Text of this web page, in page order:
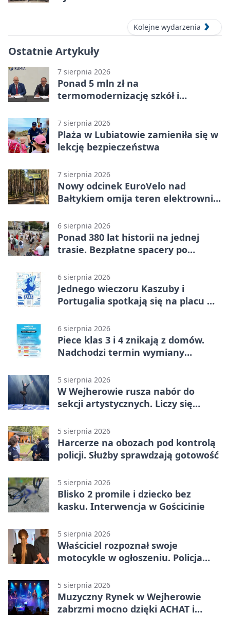
Kolejne wydarzenia
Ostatnie Artykuły
7 sierpnia 2026
Ponad 5 mln zł na
termomodernizację szkół i
7 sierpnia 2026
Plaża w Lubiatowie zamieniła się w
lekcję bezpieczeństwa
7 sierpnia 2026
Nowy odcinek EuroVelo nad
Bałtykiem omija teren elektrowni
6 sierpnia 2026
Ponad 380 lat historii na jednej
trasie. Bezpłatne spacery po
6 sierpnia 2026
Jednego wieczoru Kaszuby i
Portugalia spotkają się na placu w
6 sierpnia 2026
Piece klas 3 i 4 znikają z domów.
Nadchodzi termin wymiany
5 sierpnia 2026
W Wejherowie rusza nabór do
sekcji artystycznych. Liczy się
5 sierpnia 2026
Harcerze na obozach pod kontrolą
policji. Służby sprawdzają gotowość
5 sierpnia 2026
Blisko 2 promile i dziecko bez
kasku. Interwencja w Gościcinie
5 sierpnia 2026
Właściciel rozpoznał swoje
motocykle w ogłoszeniu. Policja
5 sierpnia 2026
Muzyczny Rynek w Wejherowie
zabrzmi mocno dzięki ACHAT i